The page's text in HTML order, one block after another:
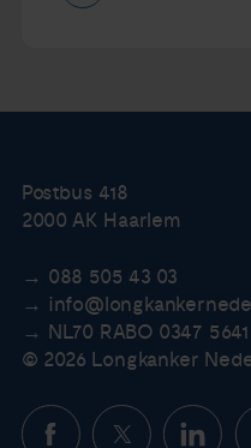
Postbus 418
2000 AK Haarlem
088 505 43 03
NL70 RABO 0347 5641
© 2026 Longkanker